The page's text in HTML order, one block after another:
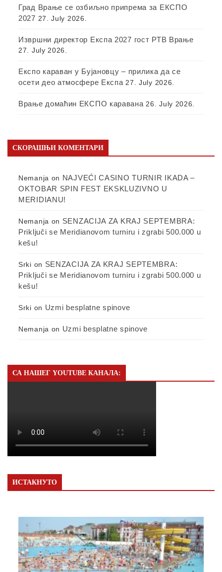
Град Врање се озбиљно припрема за ЕКСПО
2027 27. July 2026.
Извршни директор Експа 2027 гост РТВ Врање
27. July 2026.
Експо караван у Бујановцу – прилика да се
осети део атмосфере Експа 27. July 2026.
Врање домаћин ЕКСПО каравана 26. July 2026.
СКОРАШЊИ КОМЕНТАРИ
Nemanja on NAJVEĆI CASINO TURNIR IKADA –
OKTOBAR SPIN FEST EKSKLUZIVNO U
MERIDIANU!
Nemanja on SENZACIJA ZA KRAJ SEPTEMBRA:
Priključi se Meridianovom turniru i zgrabi 500.000 u
kešu!
Srki on SENZACIJA ZA KRAJ SEPTEMBRA:
Priključi se Meridianovom turniru i zgrabi 500.000 u
kešu!
Srki on Uzmi besplatne spinove
Nemanja on Uzmi besplatne spinove
СА НАШЕГ YOUTUBE КАНАЛА:
ИСТАКНУТО